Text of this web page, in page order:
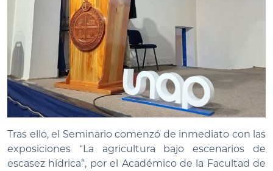
Tras ello, el Seminario comenzó de inmediato con las
exposiciones “La agricultura bajo escenarios de
escasez hídrica”, por el Académico de la Facultad de